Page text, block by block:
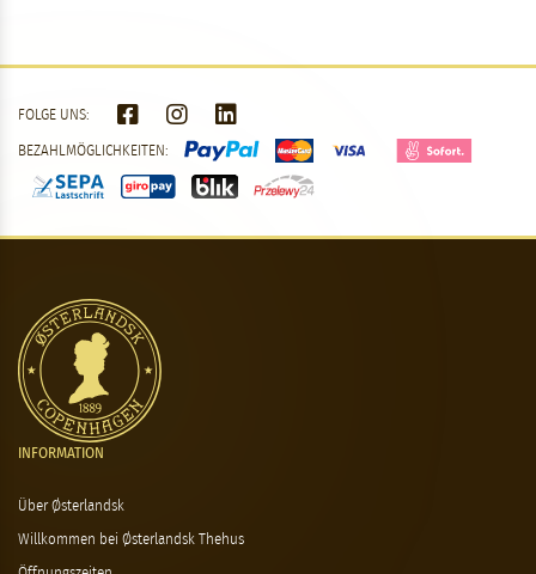
FOLGE UNS:
BEZAHLMÖGLICHKEITEN:
INFORMATION
Über Østerlandsk
Willkommen bei Østerlandsk Thehus